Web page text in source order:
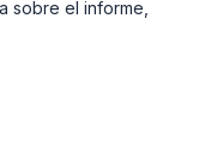
sobre el informe,